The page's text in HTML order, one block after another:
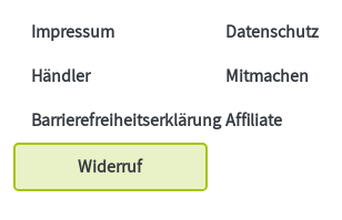
Impressum
Datenschutz
Händler
Mitmachen
BarrierefreiheitserklärungAffiliate
Widerruf